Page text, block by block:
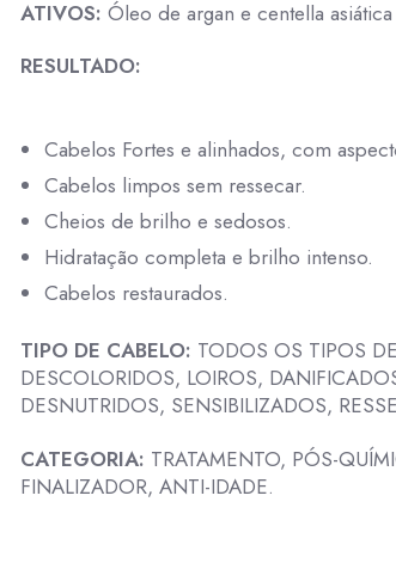
ATIVOS: Óleo de argan e centella asiática
RESULTADO:
Cabelos Fortes e alinhados, com
Cabelos limpos sem ressecar.
Cheios de brilho e sedosos.
Hidratação completa e brilho intenso.
Cabelos restaurados.
TIPO DE CABELO: TODOS OS TIPOS
DESCOLORIDOS, LOIROS,
DESNUTRIDOS, SENSIBILIZADOS,
CATEGORIA: TRATAMENTO, PÓS-
FINALIZADOR, ANTI-IDADE.